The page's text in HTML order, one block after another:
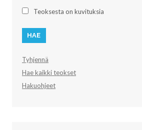
Teoksesta on kuvituksia
Tyhjennä
Hae kaikki teokset
Hakuohjeet